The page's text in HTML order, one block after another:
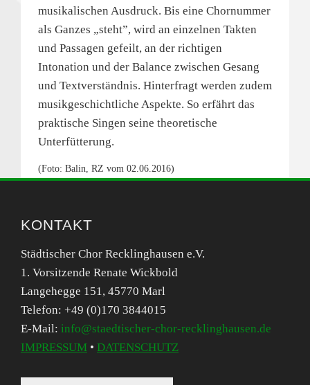
musikalischen Ausdruck. Bis eine Chornummer
als Ganzes „steht”, wird an einzelnen Takten
und Passagen gefeilt, an der richtigen
Intonation und der Balance zwischen Gesang
und Textverständnis. Hinterfragt werden zudem
musikgeschichtliche Aspekte. So erfährt das
praktische Singen seine theoretische
Unterfütterung.
(Foto: Balin, RZ vom 02.06.2016)
KONTAKT
Städtischer Chor Recklinghausen e.V.
1. Vorsitzende Renate Wickbold
Langehegge 151, 45770 Marl
Telefon: +49 (0)170 3844015
E-Mail: info@staedtischer-chor-recklinghausen.de
IMPRESSUM • DATENSCHUTZ